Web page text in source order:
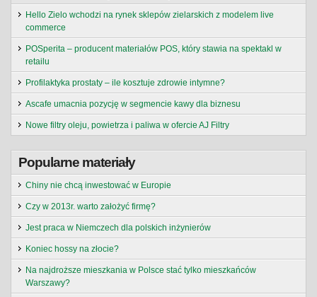
Hello Zielo wchodzi na rynek sklepów zielarskich z modelem live
commerce
POSperita – producent materiałów POS, który stawia na spektakl w
retailu
Profilaktyka prostaty – ile kosztuje zdrowie intymne?
Ascafe umacnia pozycję w segmencie kawy dla biznesu
Nowe filtry oleju, powietrza i paliwa w ofercie AJ Filtry
Popularne materiały
Chiny nie chcą inwestować w Europie
Czy w 2013r. warto założyć firmę?
Jest praca w Niemczech dla polskich inżynierów
Koniec hossy na złocie?
Na najdroższe mieszkania w Polsce stać tylko mieszkańców
Warszawy?